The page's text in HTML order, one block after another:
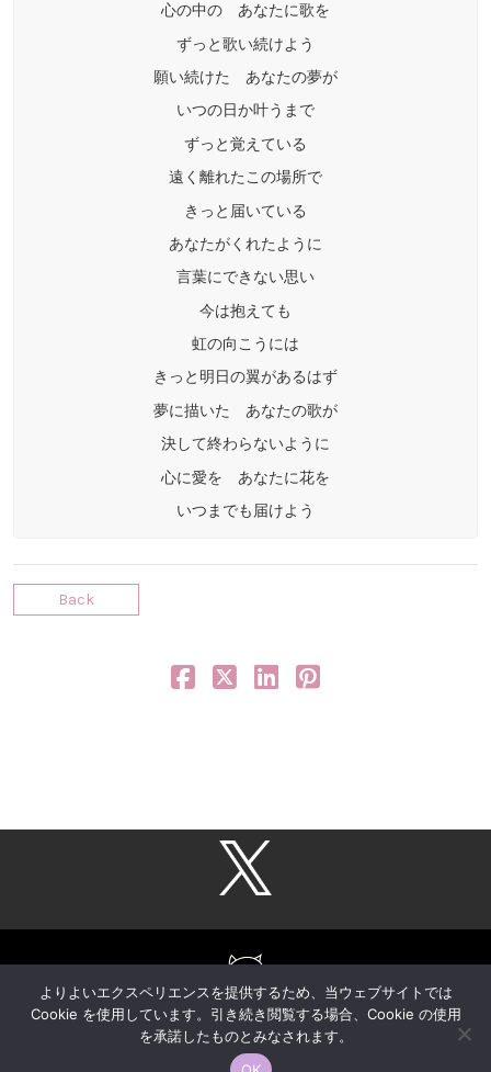
心の中の あなたに歌を
ずっと歌い続けよう
願い続けた あなたの夢が
いつの日か叶うまで
ずっと覚えている
遠く離れたこの場所で
きっと届いている
あなたがくれたように
言葉にできない思い
今は抱えても
虹の向こうには
きっと明日の翼があるはず
夢に描いた あなたの歌が
決して終わらないように
心に愛を あなたに花を
いつまでも届けよう
Back
COPYRIGHT © 2020-, KAORI MORITA, All rights reserved.
よりよいエクスペリエンスを提供するため、当ウェブサイトでは
Cookie を使用しています。引き続き閲覧する場合、Cookie の使用
を承諾したものとみなされます。